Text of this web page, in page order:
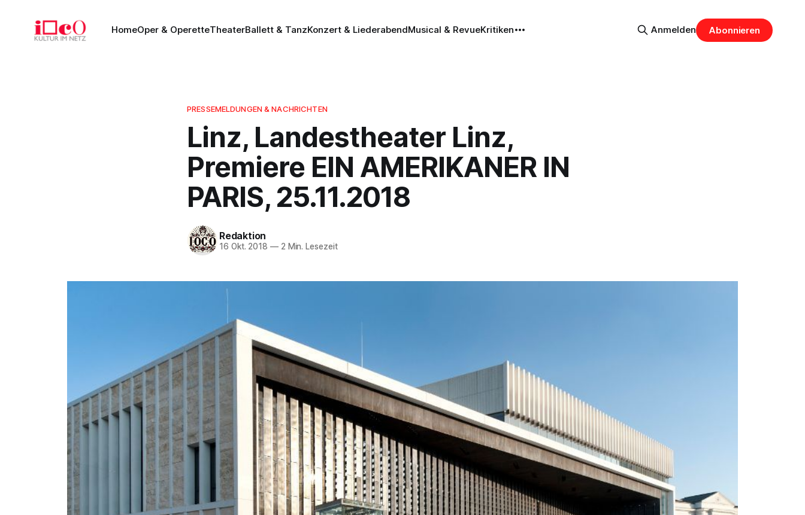
HomeOper & OperetteTheaterBallett & TanzKonzert & LiederabendMusical & RevueKritiken Anmelden Abonnieren
PRESSEMELDUNGEN & NACHRICHTEN
Linz, Landestheater Linz,
Premiere EIN AMERIKANER IN
PARIS, 25.11.2018
Redaktion
16 Okt. 2018 —2 Min. Lesezeit